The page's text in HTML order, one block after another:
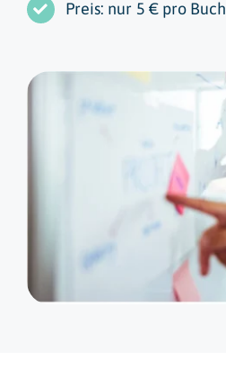
Preis: nur 5 € pro Buch